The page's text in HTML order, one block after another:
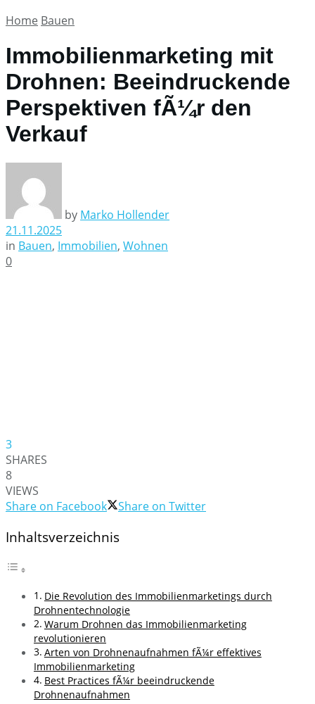
Home Bauen
Immobilienmarketing mit
Drohnen: Beeindruckende
Perspektiven fÃ¼r den
Verkauf
by Marko Hollender
21.11.2025
in Bauen, Immobilien, Wohnen
0
3
SHARES
8
VIEWS
Share on Facebook
Share on Twitter
Inhaltsverzeichnis
Die Revolution des Immobilienmarketings durch
Drohnentechnologie
Warum Drohnen das Immobilienmarketing
revolutionieren
Arten von Drohnenaufnahmen fÃ¼r effektives
Immobilienmarketing
Best Practices fÃ¼r beeindruckende
Drohnenaufnahmen